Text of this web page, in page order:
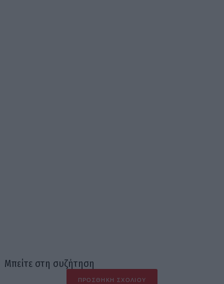
Μπείτε στη συζήτηση
ΠΡΟΣΘΉΚΗ ΣΧΟΛΊΟΥ